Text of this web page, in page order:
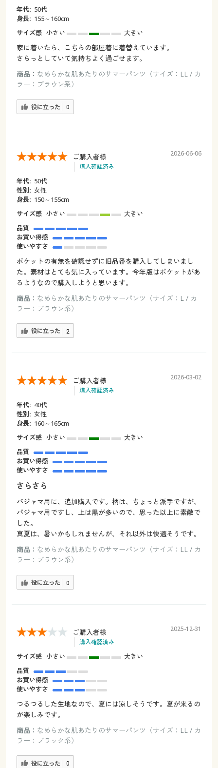
年代: 50代
身長: 155～160cm
サイズ感 小さい 大きい
家に着いたら、こちらの部屋着に着替えています。
さらっとしていて気持ちよく過ごせます。
商品： なめらかな肌あたりのサマーパンツ（サイズ：LL / カ
ラー：ブラウン系）
役に立った 0
ご購入者様
購入確認済み
2026-06-06
年代: 50代
性別: 女性
身長: 150～155cm
サイズ感 小さい
大きい
品質
お買い得感
使いやすさ
ポケットの有無を確認せずに旧品番を購入してしまいまし
た。素材はとても気に入っています。今年版はポケットがあ
るようなので購入しようと思います。
商品： なめらかな肌あたりのサマーパンツ（サイズ：L / カ
ラー：ブラウン系）
役に立った 2
ご購入者様
購入確認済み
2026-03-02
年代: 40代
性別: 女性
身長: 160～165cm
サイズ感 小さい
大きい
品質
お買い得感
使いやすさ
さらさら
パジャマ用に、追加購入です。柄は、ちょっと派手ですが、
パジャマ用ですし、上は黒が多いので、思った以上に素敵で
した。
真夏は、暑いかもしれませんが、それ以外は快適そうです。
商品： なめらかな肌あたりのサマーパンツ（サイズ：LL / カ
ラー：ブラウン系）
役に立った 0
ご購入者様
購入確認済み
2025-12-31
サイズ感 小さい
大きい
品質
お買い得感
使いやすさ
つるつるした生地なので、夏には涼しそうです。夏が来るの
が楽しみです。
商品： なめらかな肌あたりのサマーパンツ（サイズ：LL / カ
ラー：ブラック系）
役に立った 0